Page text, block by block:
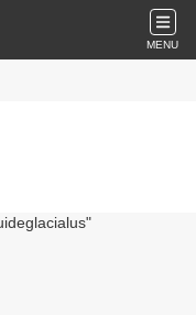
MENU